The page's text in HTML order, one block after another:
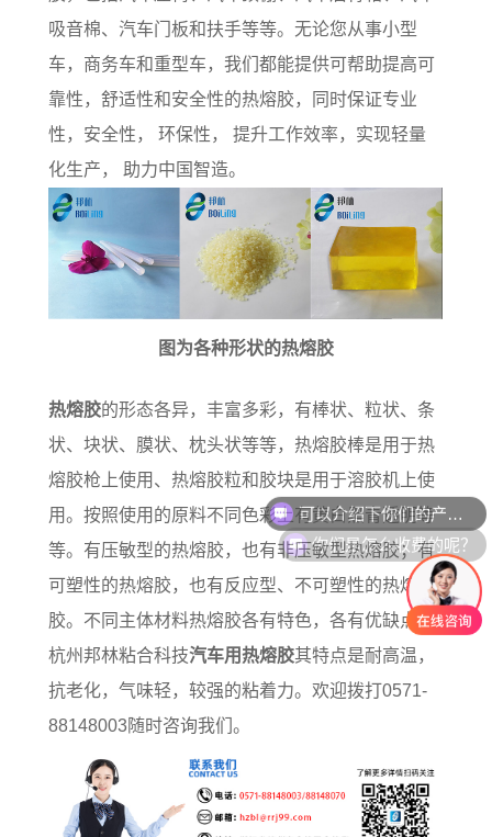
吸音棉、汽车门板和扶手等等。无论您从事小型
车，商务车和重型车，我们都能提供可帮助提高可
靠性，舒适性和安全性的热熔胶，同时保证专业
性，安全性， 环保性， 提升工作效率，实现轻量
化生产， 助力中国智造。
图为各种形状的热熔胶
热熔胶的形态各异，丰富多彩，有棒状、粒状、条
状、块状、膜状、枕头状等等，热熔胶棒是用于热
熔胶枪上使用、热熔胶粒和胶块是用于溶胶机上使
用。按照使用的原料不同色彩上有黄白黑青透明等
等。有压敏型的热熔胶，也有非压敏型热熔胶；有
可塑性的热熔胶，也有反应型、不可塑性的热熔
胶。不同主体材料热熔胶各有特色，各有优缺点。
杭州邦林粘合科技汽车用热熔胶其特点是耐高温，
抗老化，气味轻，较强的粘着力。欢迎拨打0571-
88148003随时咨询我们。
你们是怎么收费的呢？